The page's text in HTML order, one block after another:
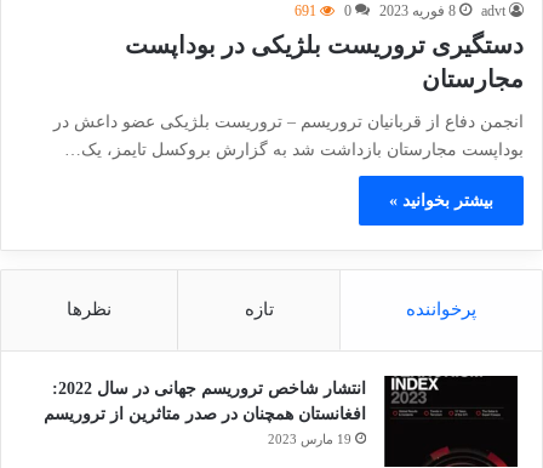
advt 8 فوریه 2023 0
691
دستگیری تروریست بلژیکی در بوداپست
مجارستان
انجمن دفاع از قربانیان تروریسم – تروریست بلژیکی عضو داعش در
بوداپست مجارستان بازداشت شد به گزارش بروکسل تایمز، یک…
بیشتر بخوانید »
پرخواننده تازه نظرها
انتشار شاخص تروریسم جهانی در سال 2022:
افغانستان همچنان در صدر متاثرین از تروریسم
19 مارس 2023